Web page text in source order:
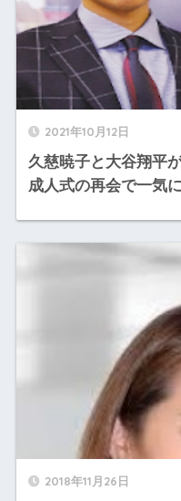
2021年10月12日
久慈暁子と大谷翔平
成人式の再会で一気
2018年11月26日